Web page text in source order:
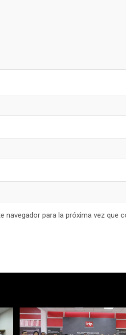
navegador para la próxima vez que